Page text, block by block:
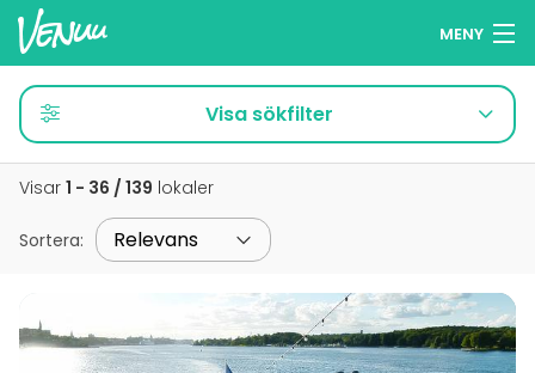
MENY
Sök lokaler
Minneslista
Svenska
Lägg till din lokal
Visa sökfilter
Visar 1 - 36 / 139 lokaler
Sortera: